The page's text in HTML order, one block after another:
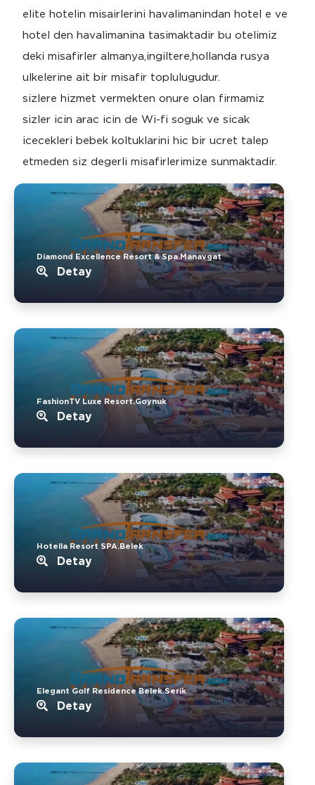
elite hotelin misairlerini havalimanindan hotel e ve
hotel den havalimanina tasimaktadir bu otelimiz
deki misafirler almanya,ingiltere,hollanda rusya
ulkelerine ait bir misafir toplulugudur.
sizlere hizmet vermekten onure olan firmamiz
sizler icin arac icin de Wi-fi soguk ve sicak
icecekleri bebek koltuklarini hic bir ucret talep
etmeden siz degerli misafirlerimize sunmaktadir.
Diamond Excellence Resort & Spa.Manavgat
Detay
FashionTV Luxe Resort.Goynuk
Detay
Hotella Resort SPA.Belek
Detay
Elegant Golf Residence Belek.Serik
Detay